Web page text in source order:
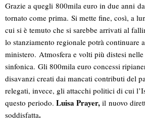
Grazie a quegli 800mila euro in due anni
tornato come prima. Si mette fine, così, a
cui si è temuto che si sarebbe arrivati al
lo stanziamento regionale potrà continuare
ministero. Atmosfera e volti più distesi
sinfonica. Gli 800mila euro concessi
disavanzi creati dai mancati contributi del
relegati, invece, gli attacchi politici di cui
questo periodo. Luisa Prayer, il nuovo
soddisfatta.